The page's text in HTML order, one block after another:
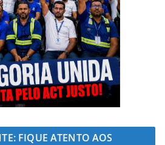
FIQUE ATENTO AOS